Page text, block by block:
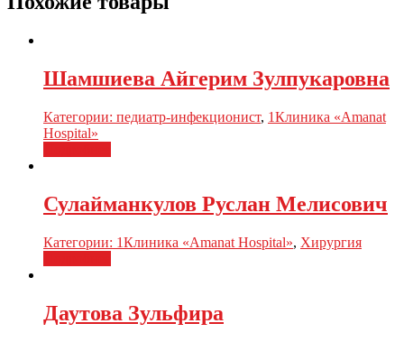
Шамшиева Айгерим Зулпукаровна
Категории: педиатр-инфекционист, 1Клиника «Amanat
Hospital»
Сулайманкулов Руслан Мелисович
Категории: 1Клиника «Amanat Hospital», Хирургия
Даутова Зульфира